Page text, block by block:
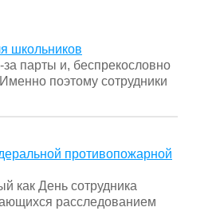
школьников
парты и, беспрекословно
поэтому сотрудники
противопожарной
как День сотрудника
расследованием